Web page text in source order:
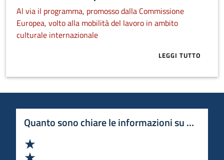
Al via il programma, promosso dalla Commissione
Europea, volto alla mobilità del lavoro in ambito
culturale internazionale
LEGGI TUTTO
ABOUT
Quanto sono chiare le informazioni su questa